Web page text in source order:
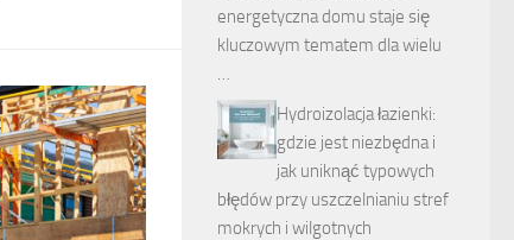
energetyczna domu staje się
kluczowym tematem dla wielu
…
Hydroizolacja łazienki:
gdzie jest niezbędna i
jak uniknąć typowych
błędów przy uszczelnianiu stref
mokrych i wilgotnych